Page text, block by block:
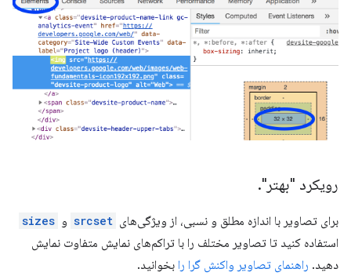
رویکرد "بهتر".
برای تصاویر با اندازه مطلق و نسبی، از ویژگی‌های srcset و sizes
استفاده کنید تا تصاویر مختلف را با تراکم‌های نمایش متفاوت نمایش
دهید. راهنمای تصاویر واکنش گرا را بخوانید.